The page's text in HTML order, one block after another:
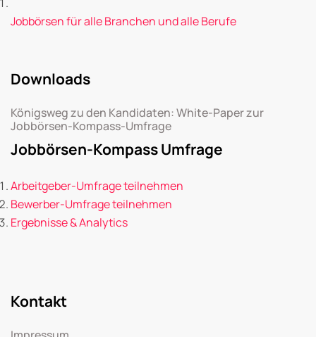
Jobbörsen für alle Branchen und alle Berufe
Downloads
Königsweg zu den Kandidaten: White-Paper zur
Jobbörsen-Kompass-Umfrage
Jobbörsen-Kompass Umfrage
Arbeitgeber-Umfrage teilnehmen
Bewerber-Umfrage teilnehmen
Ergebnisse & Analytics
Kontakt